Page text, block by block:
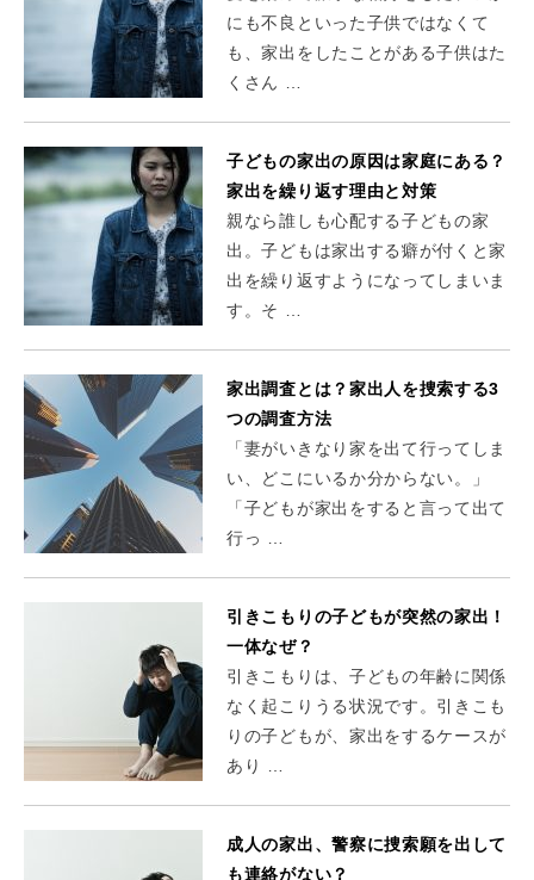
にも不良といった子供ではなくて
も、家出をしたことがある子供はた
くさん …
子どもの家出の原因は家庭にある？
家出を繰り返す理由と対策
親なら誰しも心配する子どもの家
出。子どもは家出する癖が付くと家
出を繰り返すようになってしまいま
す。そ …
家出調査とは？家出人を捜索する3
つの調査方法
「妻がいきなり家を出て行ってしま
い、どこにいるか分からない。」
「子どもが家出をすると言って出て
行っ …
引きこもりの子どもが突然の家出！
一体なぜ？
引きこもりは、子どもの年齢に関係
なく起こりうる状況です。引きこも
りの子どもが、家出をするケースが
あり …
成人の家出、警察に捜索願を出して
も連絡がない？